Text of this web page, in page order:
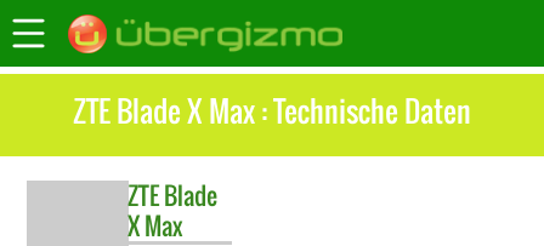
ZTE Blade X Max : Technische Daten
ZTEBlade
X Max